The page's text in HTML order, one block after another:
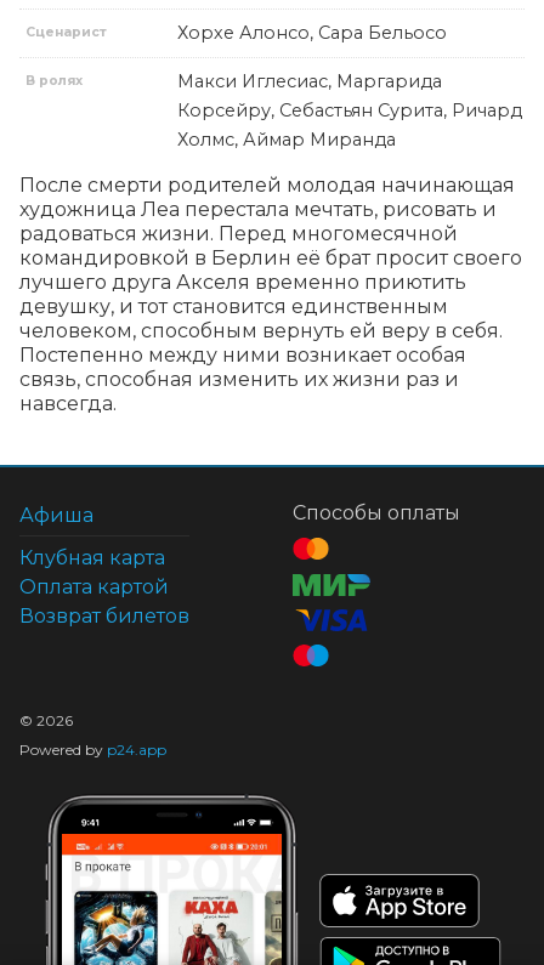
Сценарист Хорхе Алонсо, Сара Бельосо
В ролях
Макси Иглесиас, Маргарида
Корсейру, Себастьян Сурита, Ричард
Холмс, Аймар Миранда
После смерти родителей молодая начинающая
художница Леа перестала мечтать, рисовать и
радоваться жизни. Перед многомесячной
командировкой в Берлин её брат просит своего
лучшего друга Акселя временно приютить
девушку, и тот становится единственным
человеком, способным вернуть ей веру в себя.
Постепенно между ними возникает особая
связь, способная изменить их жизни раз и
навсегда.
Афиша
Клубная карта
Оплата картой
Возврат билетов
Способы оплаты
© 2026
Powered by p24.app